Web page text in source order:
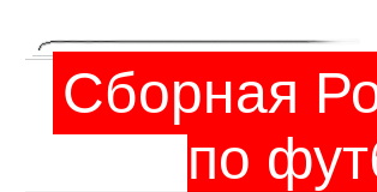
Сборная
по